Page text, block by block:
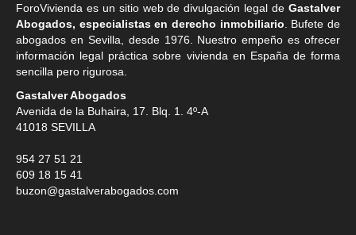
ForoVivienda es un sitio web de divulgación legal de Gastalver
Abogados, especialistas en derecho inmobiliario . Bufete de
abogados en Sevilla , desde 1976. Nuestro empeño es ofrecer
información legal práctica sobre vivienda en España de forma
sencilla pero rigurosa.
Gastalver Abogados
Avenida de la Buhaira, 17. Blq. 1. 4º-A
41018 SEVILLA
954 27 51 21
609 18 15 41
buzon@gastalverabogados.com